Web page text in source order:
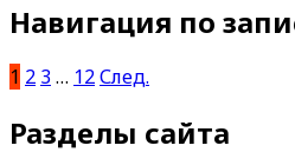
Навигация по
1 2 3… 12След.
Разделы сайта